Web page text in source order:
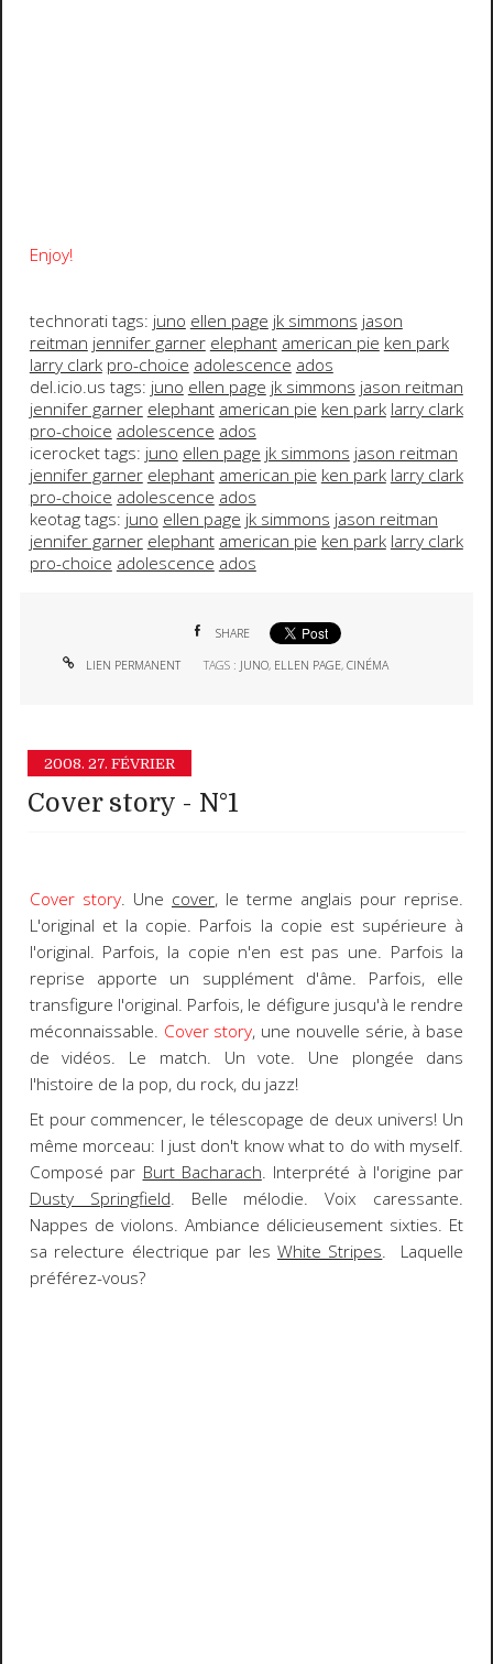
Enjoy!
technorati tags: juno ellen page jk simmons jason
reitman jennifer garner elephant american pie ken park
larry clark pro-choice adolescence ados
del.icio.us tags: juno ellen page jk simmons jason reitman
jennifer garner elephant american pie ken park larry clark
pro-choice adolescence ados
icerocket tags: juno ellen page jk simmons jason reitman
jennifer garner elephant american pie ken park larry clark
pro-choice adolescence ados
keotag tags: juno ellen page jk simmons jason reitman
jennifer garner elephant american pie ken park larry clark
pro-choice adolescence ados
SHARE
LIEN PERMANENT TAGS : JUNO, ELLEN PAGE,CINÉMA
2008. 27. FÉVRIER
Cover story - N°1
Cover story. Une cover, le terme anglais pour reprise.
L'original et la copie. Parfois la copie est supérieure à
l'original. Parfois, la copie n'en est pas une. Parfois la
reprise apporte un supplément d'âme. Parfois, elle
transfigure l'original. Parfois, le défigure jusqu'à le rendre
méconnaissable. Cover story, une nouvelle série, à base
de vidéos. Le match. Un vote. Une plongée dans
l'histoire de la pop, du rock, du jazz!
Et pour commencer, le télescopage de deux univers! Un
même morceau: I just don't know what to do with myself.
Composé par Burt Bacharach. Interprété à l'origine par
Dusty Springfield. Belle mélodie. Voix caressante.
Nappes de violons. Ambiance délicieusement sixties. Et
sa relecture électrique par les White Stripes. Laquelle
préférez-vous?